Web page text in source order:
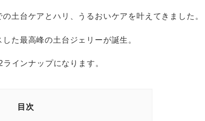
土台ケアとハリ、うるおいケアを叶えてきました。
た最高峰の土台ジェリーが誕生。
インナップになります。
目次